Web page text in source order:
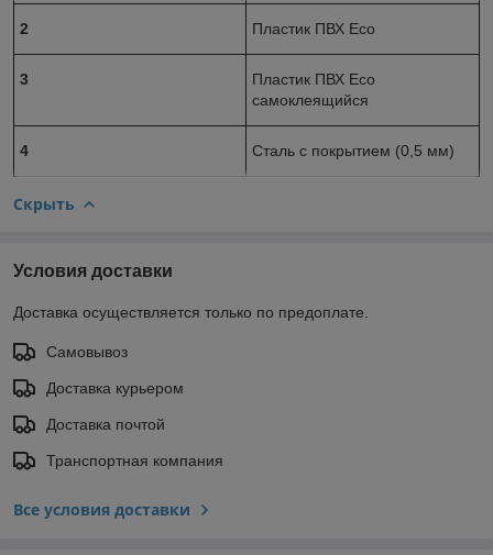
2 Пластик ПВХ Eco
3
Пластик ПВХ Eco
cамоклеящийся
4 Сталь с покрытием (0,5 мм)
Скрыть
Условия доставки
Доставка осуществляется только по предоплате.
Самовывоз
Доставка курьером
Доставка почтой
Транспортная компания
Все условия доставки